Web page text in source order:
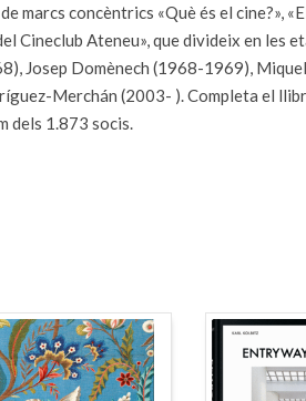
concèntrics «Què és el cine?»,
Cineclub Ateneu», que divideix en les
Josep Domènech (1968-1969),
Merchán (2003- ). Completa el
dels 1.873 socis.